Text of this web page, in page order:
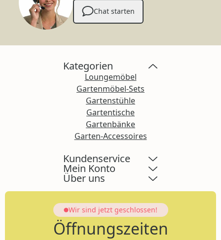
Chat starten
Kategorien
Loungemöbel
Gartenmöbel-Sets
Gartenstühle
Gartentische
Gartenbänke
Garten-Accessoires
Kundenservice
Mein Konto
Über uns
Wir sind jetzt geschlossen!
Öffnungszeiten